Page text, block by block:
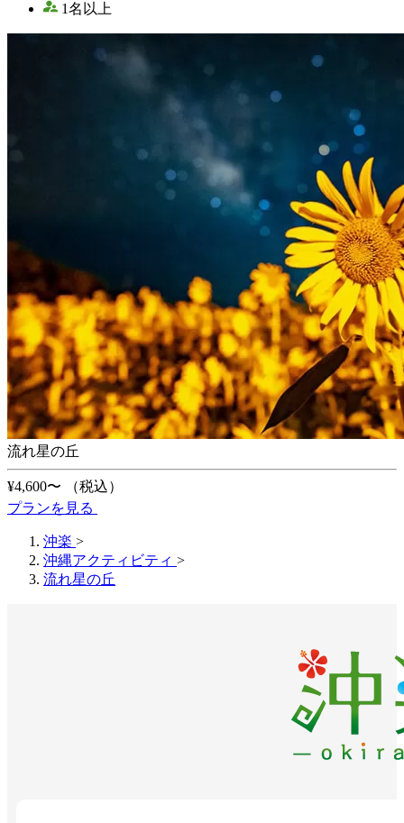
1名以上
流れ星の丘
¥4,600〜
（税込）
プランを見る
沖楽 >
沖縄アクティビティ >
流れ星の丘